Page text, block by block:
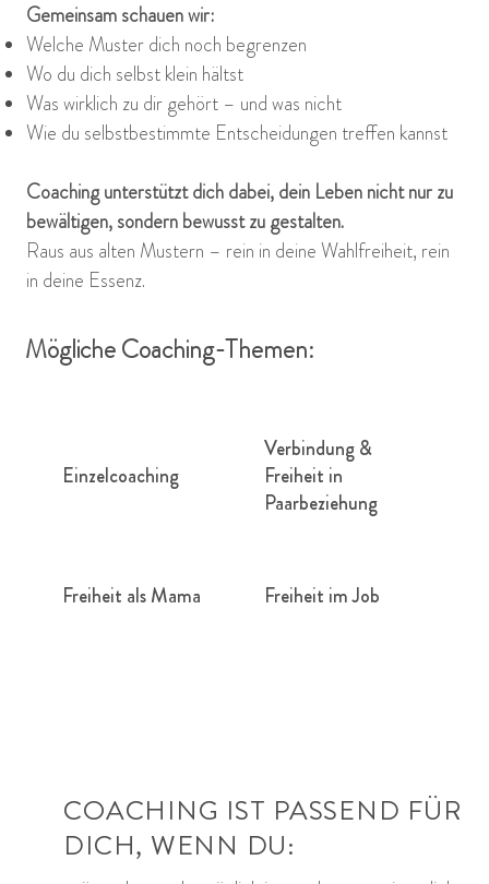
Gemeinsam schauen wir:
Welche Muster dich noch begrenzen
Wo du dich selbst klein hältst
Was wirklich zu dir gehört – und was nicht
Wie du selbstbestimmte Entscheidungen treffen kannst
Coaching unterstützt dich dabei, dein Leben nicht nur zu
bewältigen, sondern bewusst zu gestalten.
Raus aus alten Mustern – rein in deine Wahlfreiheit, rein
in deine Essenz.
Mögliche Coaching-Themen:
Einzelcoaching
Verbindung &
Freiheit in
Paarbeziehung
Freiheit als Mama Freiheit im Job
COACHING IST PASSEND FÜR
DICH, WENN DU: